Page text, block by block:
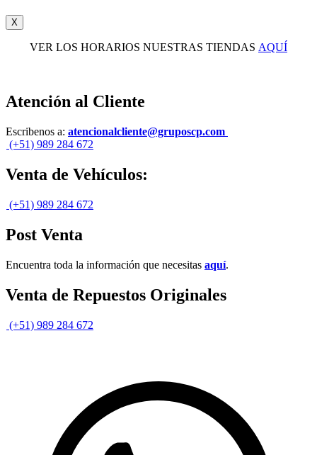
X
VER LOS HORARIOS NUESTRAS TIENDAS AQUÍ
Atención al Cliente
Escribenos a: atencionalcliente@gruposcp.com
(+51) 989 284 672
Venta de Vehículos:
(+51) 989 284 672
Post Venta
Encuentra toda la información que necesitas aquí.
Venta de Repuestos Originales
(+51) 989 284 672